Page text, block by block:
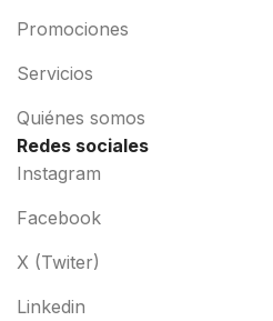
Promociones
Servicios
Quiénes somos
Redes sociales
Instagram
Facebook
X (Twiter)
Linkedin